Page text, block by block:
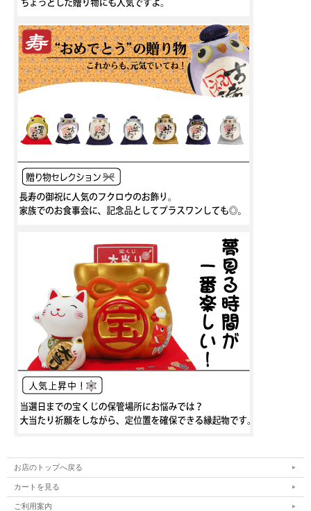
末長くお部屋を彩るインテリアとして、店舗やオフィスのディスプレイにもお薦め
お店のトップへ戻る
カートを見る
ご利用案内